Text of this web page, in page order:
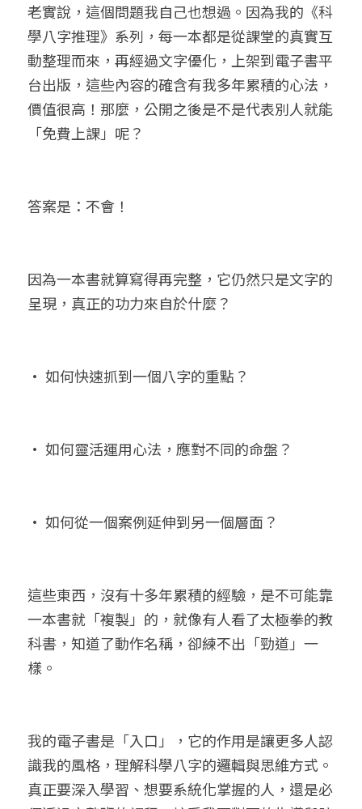
五行八字線上班
老實說，這個問題我自己也想過。因為我的《科
學八字推理》系列，每一本都是從課堂的真實互
動整理而來，再經過文字優化，上架到電子書平
台出版，這些內容的確含有我多年累積的心法，
價值很高！那麼，公開之後是不是代表別人就能
「免費上課」呢？
答案是：不會！
因為一本書就算寫得再完整，它仍然只是文字的
呈現，真正的功力來自於什麼？
• 如何快速抓到一個八字的重點？
• 如何靈活運用心法，應對不同的命盤？
• 如何從一個案例延伸到另一個層面？
這些東西，沒有十多年累積的經驗，是不可能靠
一本書就「複製」的，就像有人看了太極拳的教
科書，知道了動作名稱，卻練不出「勁道」一
樣。
我的電子書是「入口」，它的作用是讓更多人認
識我的風格，理解科學八字的邏輯與思維方式。
真正要深入學習、想要系統化掌握的人，還是必